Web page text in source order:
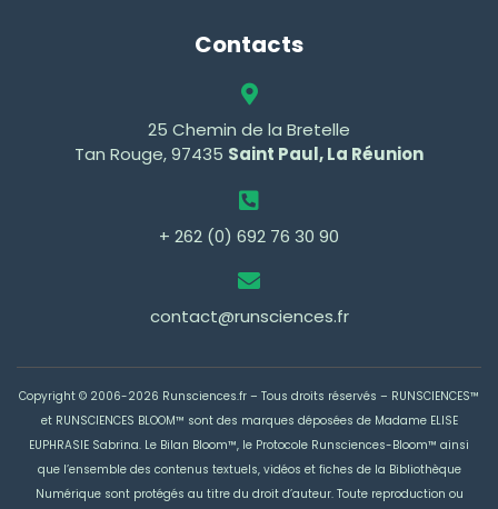
Contacts
25 Chemin de la Bretelle
Tan Rouge, 97435 Saint Paul, La Réunion
+ 262 (0) 692 76 30 90
contact@runsciences.fr
Copyright © 2006-2026 Runsciences.fr – Tous droits réservés – RUNSCIENCES™
et RUNSCIENCES BLOOM™ sont des marques déposées de Madame ELISE
EUPHRASIE Sabrina. Le Bilan Bloom™, le Protocole Runsciences-Bloom™ ainsi
que l’ensemble des contenus textuels, vidéos et fiches de la Bibliothèque
Numérique sont protégés au titre du droit d’auteur. Toute reproduction ou